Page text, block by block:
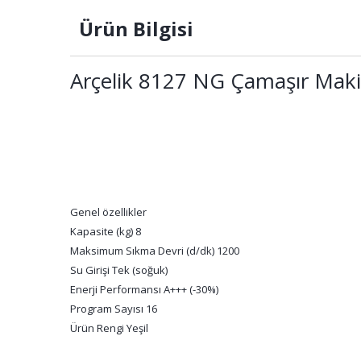
Ürün Bilgisi
Arçelik 8127 NG Çamaşır
Genel özellikler
Kapasite (kg) 8
Maksimum Sıkma Devri (d/dk) 1200
Su Girişi Tek (soğuk)
Enerji Performansı A+++ (-30%)
Program Sayısı 16
Ürün Rengi Yeşil